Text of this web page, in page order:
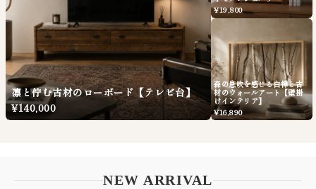
凛と佇む古材のローボード【テレビ台】
¥140,000
¥19,800
森の息吹を感じる白樺と古
材のウォールアート【壁掛
けインテリア】
¥16,890
NEW ARRIVAL